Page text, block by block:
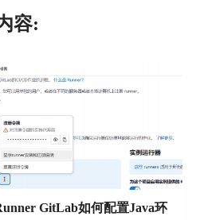
卡操作。
用户的GitLab账户，设置
要基于对用户的充分信任
，以避免不必要的安全风
需要从多个维度进行考量。
，GitLab提供了与Git紧密
多种开发工作流程，满足不
容:
GitLab如何配置Java环